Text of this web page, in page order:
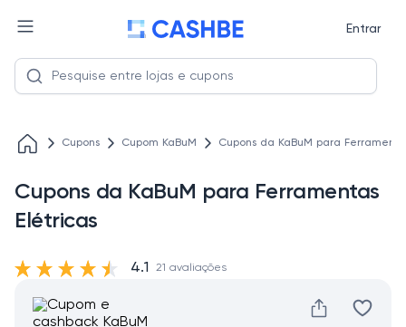
Entrar
Cupons Cupom KaBuM Cupons da KaBuM para
Cupons da KaBuM para Ferramentas
Elétricas
4.1 21 avaliações